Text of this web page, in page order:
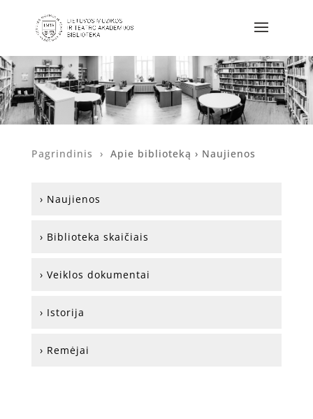
Pagrindinis › Apie biblioteką › Naujienos
› Naujienos
› Biblioteka skaičiais
› Veiklos dokumentai
› Istorija
› Remėjai